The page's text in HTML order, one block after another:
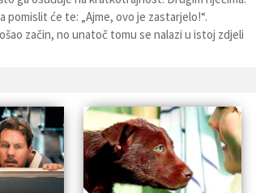
će te: „Ajme, ovo je zastarjelo!“.
začin, no unatoč tomu se nalazi u istoj zdjeli